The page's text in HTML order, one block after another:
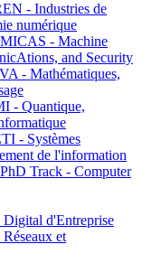
- Industries de
numérique
- Machine
and Security
- Mathématiques,
- Quantique,
- Systèmes
de l'information
Track - Computer
d'Entreprise
et